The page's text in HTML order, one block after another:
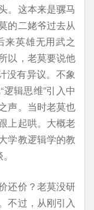
。这本来是骡马
的二姥爷过去从
来英雄无用武之
以，老莫要说他
没有异议。不象
辑思维”引入中
声。当时老莫也
上起哄。大概老
学教逻辑学的教
还价？老莫没研
不过，从刚引入